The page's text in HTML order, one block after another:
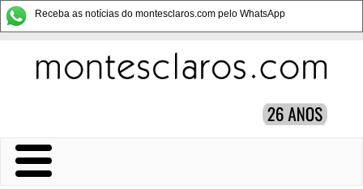
Receba as notícias do montesclaros.com pelo WhatsApp